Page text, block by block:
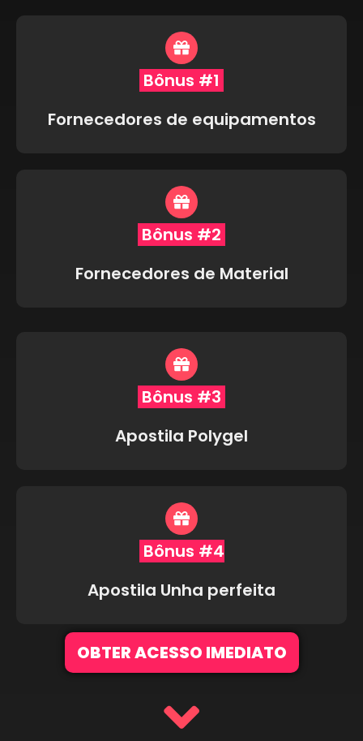
Bônus #1
Fornecedores de equipamentos
Bônus #2
Fornecedores de Material
Bônus #3
Apostila Polygel
Bônus #4
Apostila Unha perfeita
OBTER ACESSO IMEDIATO